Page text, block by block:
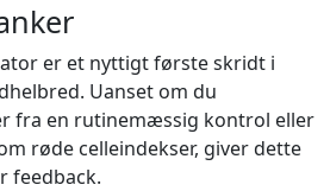
er et nyttigt første skridt i
Uanset om du
fra en rutinemæssig kontrol eller
røde celleindekser, giver dette
feedback.